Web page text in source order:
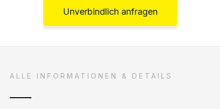
Unverbindlich anfragen
ALLE INFORMATIONEN & DETAILS